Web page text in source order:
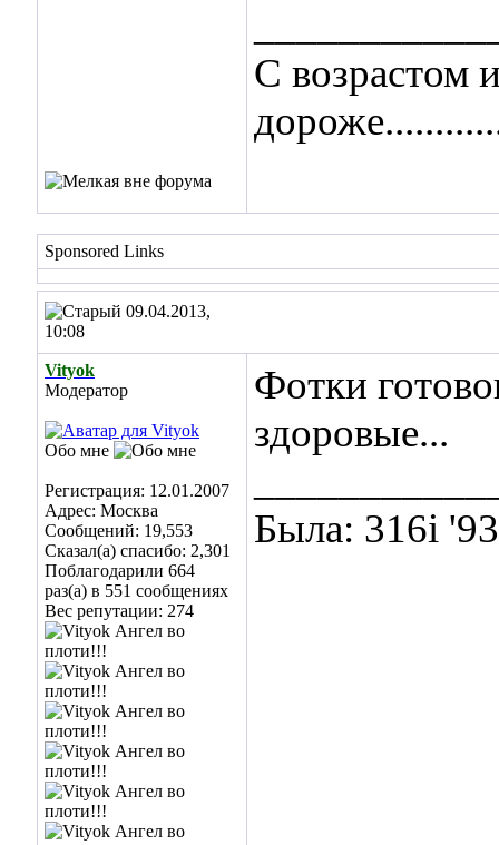
С возрастом
Sponsored Links
09.04.2013,
10:08
Vityok
Модератор
Обо мне
Регистрация: 12.01.2007
Адрес: Москва
Сообщений: 19,553
Сказал(а) спасибо: 2,301
Поблагодарили 664
раз(а) в 551 сообщениях
Вес репутации: 274
Фотки
здоровые...
Была: 316i